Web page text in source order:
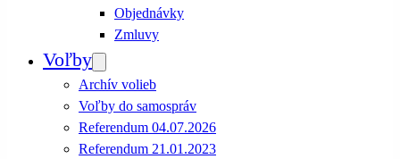
Objednávky
Zmluvy
Voľby
Archív volieb
Voľby do samospráv
Referendum 04.07.2026
Referendum 21.01.2023